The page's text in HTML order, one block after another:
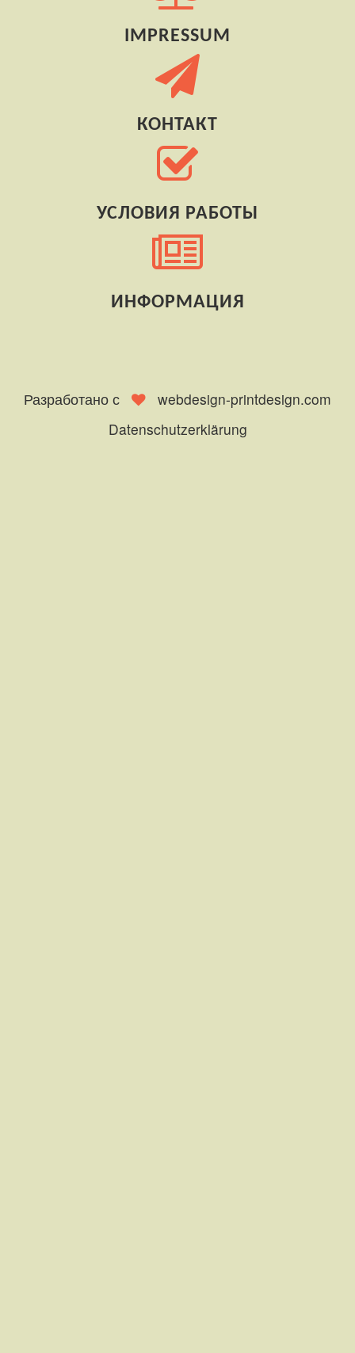
IMPRESSUM
КОНТАКТ
УСЛОВИЯ РАБОТЫ
ИНФОРМАЦИЯ
Разработано с
webdesign-printdesign.com
Datenschutzerklärung